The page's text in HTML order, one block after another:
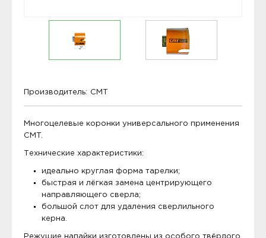
Производитель: CMT
Многоцелевые коронки универсального применения
CMT.
Технические характеристики:
идеально круглая форма тарелки;
быстрая и лёгкая замена центрирующего
направляющего сверла;
большой слот для удаления сверлильного
керна.
Режущие напайки изготовлены из особого твёрдого